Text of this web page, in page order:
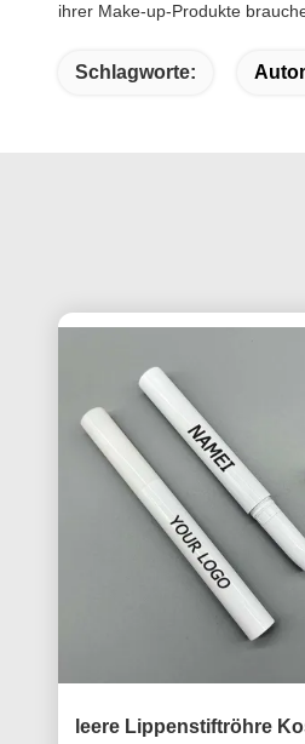
ihrer Make-up-Produkte
Schlagworte:
leere Lippenstiftröhre